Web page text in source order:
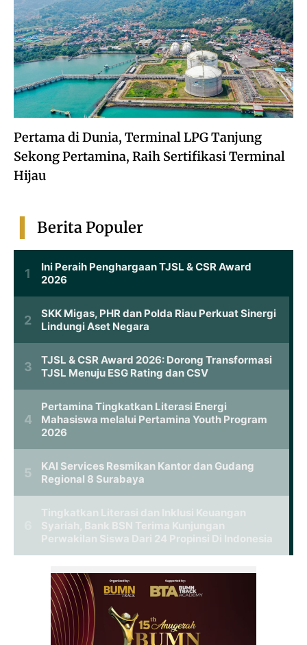
Pertama di Dunia, Terminal LPG Tanjung
Sekong Pertamina, Raih Sertifikasi Terminal
Hijau
Berita Populer